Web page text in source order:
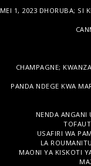
MEI 1, 2023 DHORUBA; SI
CHAMPAGNE;
PANDA NDEGE KWA
NENDA ANGANI
USAFIRI WA
LA
MAONI YA KISKOTI